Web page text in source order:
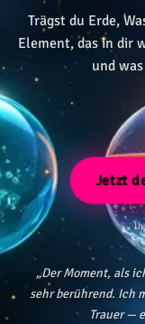
Trägst du Erde,
Element, das in dir
und
Jetzt
In
„Der Moment, als
sehr berührend. Ich
Trauer —